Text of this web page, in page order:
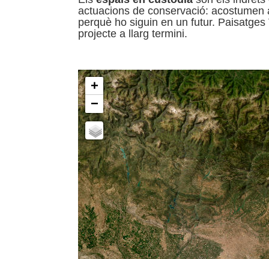
actuacions de conservació:
perquè ho siguin en un futur.
projecte a llarg termini.
+
−